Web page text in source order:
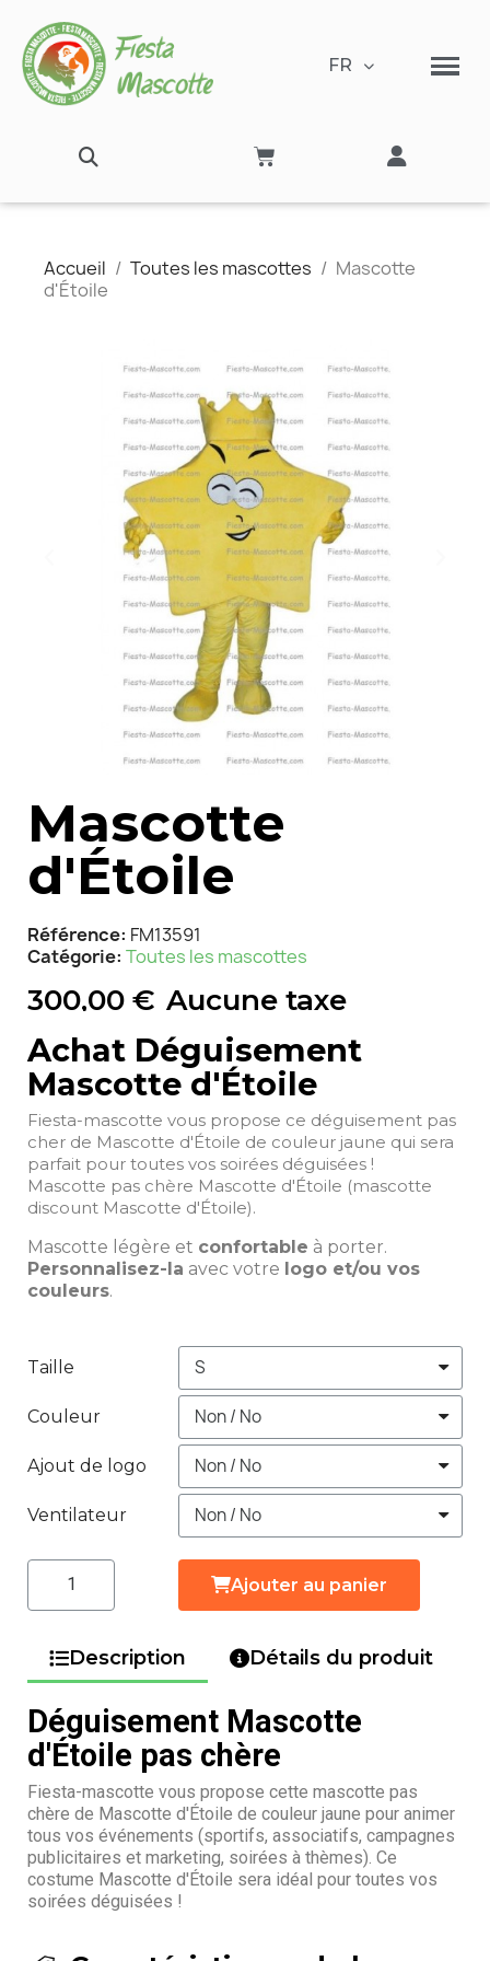
FR
Accueil Toutes les mascottes
Mascotte
d'Étoile
Mascotte
d'Étoile
Référence FM13591
Catégorie Toutes les mascottes
300,00 € Aucune taxe
Achat Déguisement
Mascotte d'Étoile
Fiesta-mascotte vous propose ce déguisement pas
cher de Mascotte d'Étoile de couleur jaune qui sera
parfait pour toutes vos soirées déguisées !
Mascotte pas chère Mascotte d'Étoile (mascotte
discount Mascotte d'Étoile).
Mascotte légère et confortable à porter.
Personnalisez-la avec votre logo et/ou vos
couleurs.
Taille
Couleur
Ajout de logo
Ventilateur
Ajouter au panier
Description Détails du produit
Déguisement Mascotte
d'Étoile pas chère
Fiesta-mascotte vous propose cette mascotte pas
chère de Mascotte d'Étoile de couleur jaune pour animer
tous vos événements (sportifs, associatifs, campagnes
publicitaires et marketing, soirées à thèmes). Ce
costume Mascotte d'Étoile sera idéal pour toutes vos
soirées déguisées !